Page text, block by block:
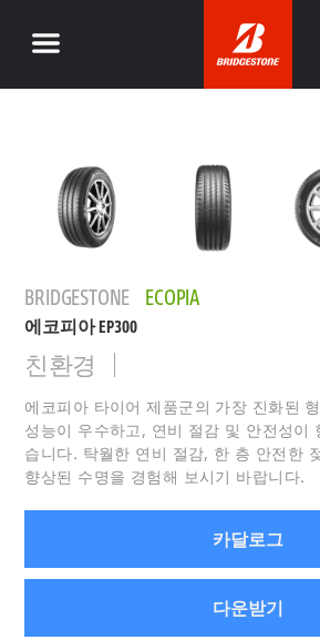
BRIDGESTONE ECOPIA
에코피아 EP300
친환경
에코피아 타이어 제품군의 가장 진화된
성능이 우수하고, 연비 절감 및 안전성이
습니다. 탁월한 연비 절감, 한 층 안전한
향상된 수명을 경험해 보시기 바랍니다.
카달로그
다운받기